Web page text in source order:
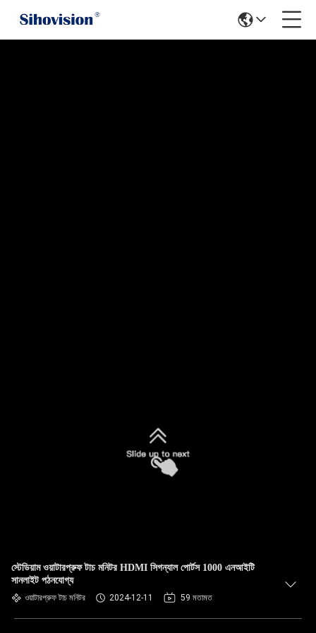
স্টেডিয়াম ওয়াটারপ্রুফ টাচ মনিটর HDMI সিগন্যাল পোর্টস 1000 এনআইটি
সানলাইট পঠনযোগ্য
ওয়াটারপ্রুফ টাচ মনিটর 2024-12-11 59 মতামত